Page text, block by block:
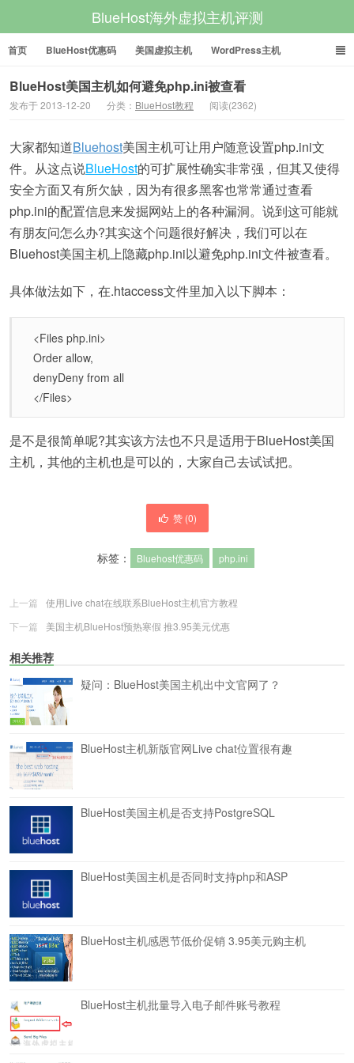
BlueHost海外虚拟主机评测
首页 BlueHost优惠码 美国虚拟主机 WordPress主机
美国VPS 美国服务器
BlueHost美国主机如何避免php.ini被查看
发布于 2013-12-20 分类： BlueHost教程 阅读(2362)
大家都知道Bluehost美国主机可让用户随意设置php.ini文
件。从这点说BlueHost的可扩展性确实非常强，但其又使得
安全方面又有所欠缺，因为有很多黑客也常常通过查看
php.ini的配置信息来发掘网站上的各种漏洞。说到这可能就
有朋友问怎么办?其实这个问题很好解决，我们可以在
Bluehost美国主机上隐藏php.ini以避免php.ini文件被查看。
具体做法如下，在.htaccess文件里加入以下脚本：
<Files php.ini>
Order allow,
denyDeny from all
</Files>
是不是很简单呢?其实该方法也不只是适用于BlueHost美国
主机，其他的主机也是可以的，大家自己去试试把。
赞 (0)
标签： Bluehost优惠码 php.ini
上一篇
使用Live chat在线联系BlueHost主机官方教程
下一篇
美国主机BlueHost预热寒假 推3.95美元优惠
相关推荐
疑问：BlueHost美国主机出中文官网了？
BlueHost主机新版官网Live chat位置很有趣
BlueHost美国主机是否支持PostgreSQL
BlueHost美国主机是否同时支持php和ASP
BlueHost主机感恩节低价促销 3.95美元购主机
BlueHost主机批量导入电子邮件账号教程